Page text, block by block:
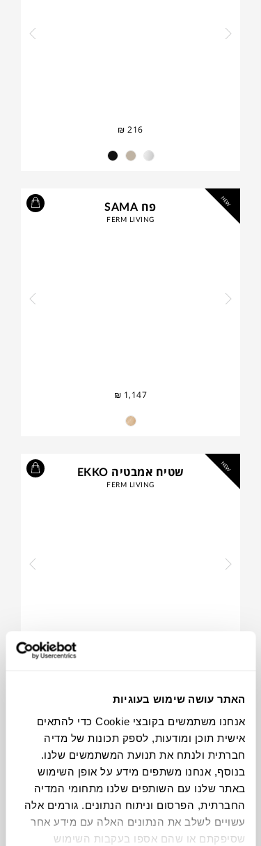
האתר עושה שימוש בעוגיות
אנחנו משתמשים בקובצי Cookie כדי להתאים
אישית תוכן ומודעות, לספק תכונות של מדיה
חברתית ולנתח את תנועת המשתמשים שלנו.
בנוסף, אנחנו משתפים מידע על אופן השימוש
באתר שלנו עם השותפים שלנו מתחומי המדיה
החברתית, הפרסום וניתוח הנתונים. גורמים אלה
עשויים לשלב את הנתונים האלה עם מידע אחר
שסיפקתם או שהם אספו בעקבות השימוש
₪ 216
NEW פח SAMA
FERM LIVING
₪ 1,147
NEW שטיח אמבטיה EKKO
FERM LIVING
פח SAMA